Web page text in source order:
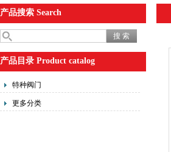
产品搜索 Search
产品目录 Product catalog
特种阀门
更多分类